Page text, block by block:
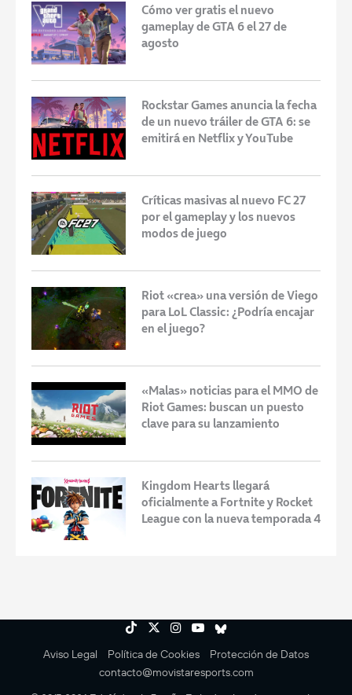
Cómo ver gratis el nuevo
gameplay de GTA 6 el 27 de
agosto
Rockstar Games anuncia la fecha
de un nuevo tráiler de GTA 6: se
emitirá en Netflix y YouTube
Críticas masivas al nuevo FC 27
por el gameplay y los nuevos
modos de juego
Riot «crea» una versión de Viego
para LoL Classic: ¿Podría encajar
en el juego?
«Malas» noticias para el MMO de
Riot Games: buscan un puesto
clave para su lanzamiento
Kingdom Hearts llegará
oficialmente a Fortnite y Rocket
League con la nueva temporada 4
Aviso Legal Política de Cookies
Protección de Datos
contacto@movistaresports.com